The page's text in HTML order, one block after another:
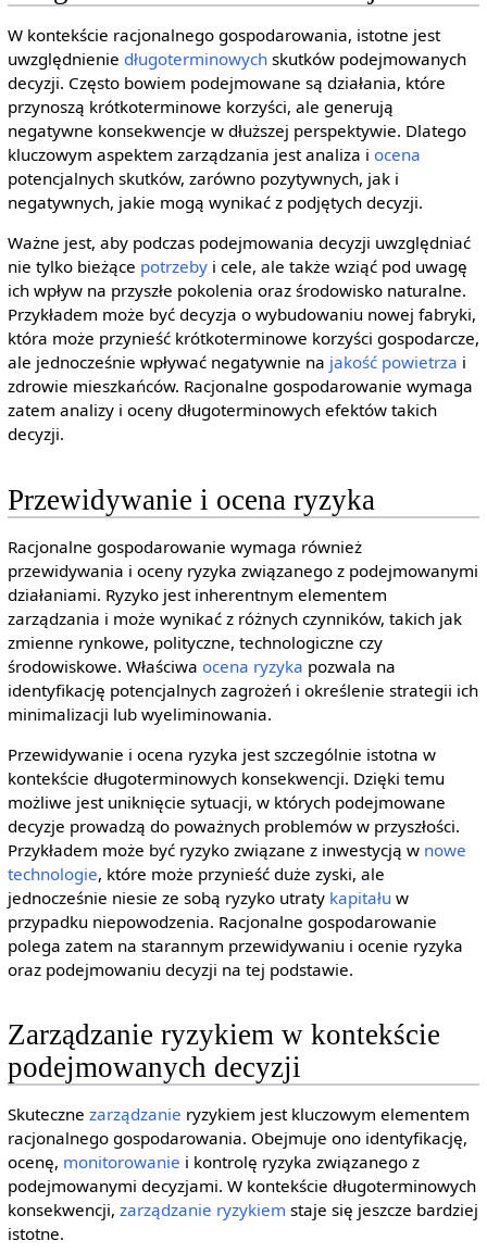
W kontekście racjonalnego gospodarowania, istotne jest
uwzględnienie długoterminowychskutków podejmowanych
decyzji. Często bowiem podejmowane są działania, które
przynoszą krótkoterminowe korzyści, ale generują
negatywne konsekwencje w dłuższej perspektywie. Dlatego
kluczowym aspektem zarządzania jest analiza i ocena
potencjalnych skutków, zarówno pozytywnych, jak i
negatywnych, jakie mogą wynikać z podjętych decyzji.
Ważne jest, aby podczas podejmowania decyzji uwzględniać
nie tylko bieżące potrzebyi cele, ale także wziąć pod uwagę
ich wpływ na przyszłe pokolenia oraz środowisko naturalne.
Przykładem może być decyzja o wybudowaniu nowej fabryki,
która może przynieść krótkoterminowe korzyści gospodarcze,
ale jednocześnie wpływać negatywnie na jakość powietrza i
zdrowie mieszkańców. Racjonalne gospodarowanie wymaga
zatem analizy i oceny długoterminowych efektów takich
decyzji.
Przewidywanie i ocena ryzyka
Racjonalne gospodarowanie wymaga również
przewidywania i oceny ryzyka związanego z podejmowanymi
działaniami. Ryzyko jest inherentnym elementem
zarządzania i może wynikać z różnych czynników, takich jak
zmienne rynkowe, polityczne, technologiczne czy
środowiskowe. Właściwa ocena ryzyka pozwala na
identyfikację potencjalnych zagrożeń i określenie strategii ich
minimalizacji lub wyeliminowania.
Przewidywanie i ocena ryzyka jest szczególnie istotna w
kontekście długoterminowych konsekwencji. Dzięki temu
możliwe jest uniknięcie sytuacji, w których podejmowane
decyzje prowadzą do poważnych problemów w przyszłości.
Przykładem może być ryzyko związane z inwestycją w nowe
technologie, które może przynieść duże zyski, ale
jednocześnie niesie ze sobą ryzyko utraty kapitału w
przypadku niepowodzenia. Racjonalne gospodarowanie
polega zatem na starannym przewidywaniu i ocenie ryzyka
oraz podejmowaniu decyzji na tej podstawie.
Zarządzanie ryzykiem w kontekście
podejmowanych decyzji
Skuteczne zarządzanie ryzykiem jest kluczowym elementem
racjonalnego gospodarowania. Obejmuje ono identyfikację,
ocenę, monitorowanie i kontrolę ryzyka związanego z
podejmowanymi decyzjami. W kontekście długoterminowych
konsekwencji, zarządzanie ryzykiem staje się jeszcze bardziej
istotne.